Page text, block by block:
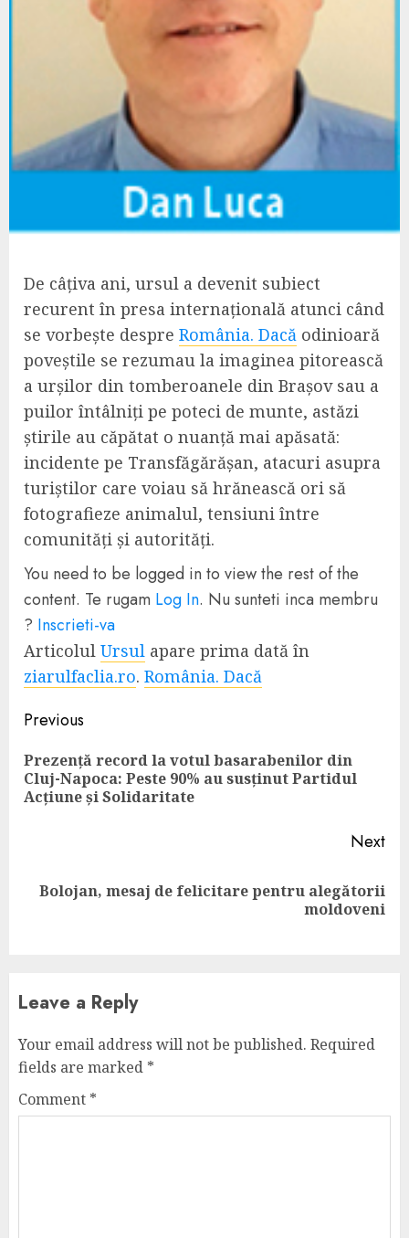
De câțiva ani, ursul a devenit subiect
recurent în presa internațională atunci când
se vorbește despre România. Dacă odinioară
poveștile se rezumau la imaginea pitorească
a urșilor din tomberoanele din Brașov sau a
puilor întâlniți pe poteci de munte, astăzi
știrile au căpătat o nuanță mai apăsată:
incidente pe Transfăgărășan, atacuri asupra
turiștilor care voiau să hrănească ori să
fotografieze animalul, tensiuni între
comunități și autorități.
You need to be logged in to view the rest of the
content. Te rugam Log In. Nu sunteti inca membru
? Inscrieti-va
Articolul Ursul apare prima dată în
ziarulfaclia.ro. România. Dacă
Continue
Reading
Previous
Prezență record la votul basarabenilor din
Cluj-Napoca: Peste 90% au susținut Partidul
Acțiune și Solidaritate
Next
Next
Bolojan, mesaj de felicitare pentru alegătorii
moldoveni
Leave a Reply
Your email address will not be published. Required
fields are marked *
Comment *